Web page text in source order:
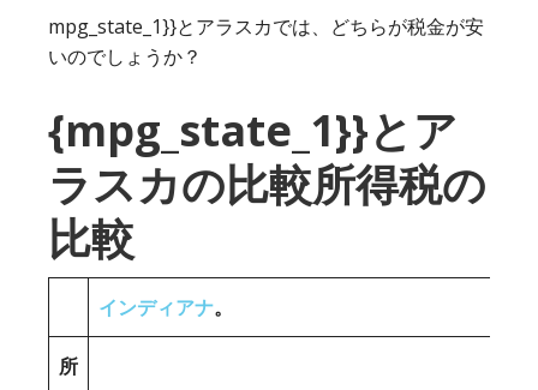
mpg_state_1}}とアラスカでは、どちらが税金が安
いのでしょうか？
{mpg_state_1}}とア
ラスカの比較所得税の
比較
インディアナ。
所